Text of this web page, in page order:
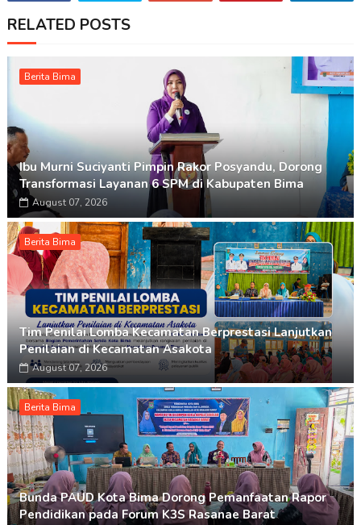
RELATED POSTS
Berita Bima
Ibu Murni Suciyanti Pimpin Rakor Posyandu, Dorong
Transformasi Layanan 6 SPM di Kabupaten Bima
August 07, 2026
Berita Bima
Tim Penilai Lomba Kecamatan Berprestasi Lanjutkan
Penilaian di Kecamatan Asakota
August 07, 2026
Berita Bima
Bunda PAUD Kota Bima Dorong Pemanfaatan Rapor
Pendidikan pada Forum K3S Rasanae Barat